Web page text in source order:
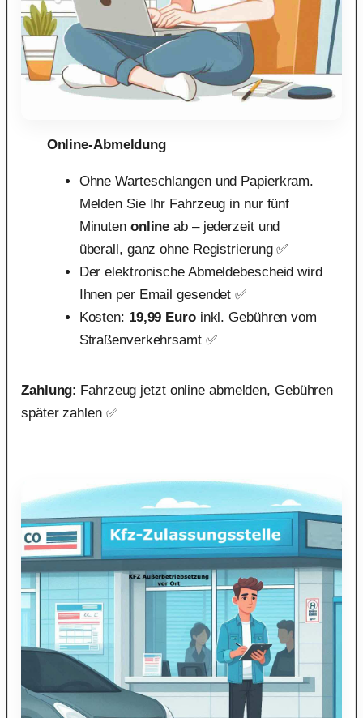
Online-Abmeldung
Ohne Warteschlangen und Papierkram.
Melden Sie Ihr Fahrzeug in nur fünf
Minuten online ab – jederzeit und
überall, ganz ohne Registrierung ✅
Der elektronische Abmeldebescheid wird
Ihnen per Email gesendet ✅
Kosten: 19,99 Euroinkl. Gebühren vom
Straßenverkehrsamt ✅
Zahlung: Fahrzeug jetzt online abmelden, Gebühren
später zahlen ✅